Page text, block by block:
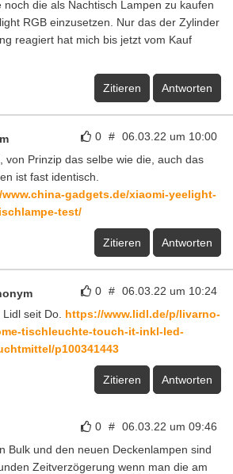
noch die als Nachtisch Lampen zu kaufen
RGB einzusetzen. Nur das der Zylinder
reagiert hat mich bis jetzt vom Kauf
Zitieren Antworten
0 # 06.03.22 um 10:00
von Prinzip das selbe wie die, auch das
ist fast identisch.
gadgets.de/xiaomi-yeelight-
test/
Zitieren Antworten
0 # 06.03.22 um 10:24
Lidl seit Do. https://www.lidl.de/p/livarno-
tischleuchte-touch-it-inkl-led-
p100341443
Zitieren Antworten
0 # 06.03.22 um 09:46
Bulk und den neuen Deckenlampen sind
Zeitverzögerung wenn man die am